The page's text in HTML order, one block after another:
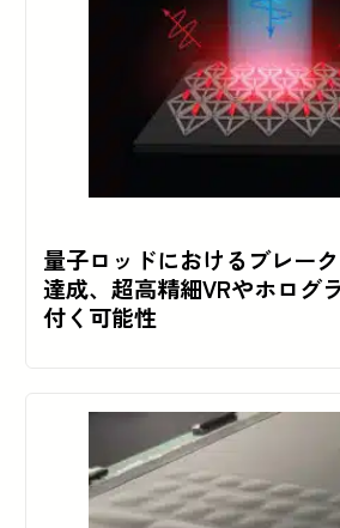
量子ロッドにおけるブレー
達成、超高精細VRやホログ
付く可能性